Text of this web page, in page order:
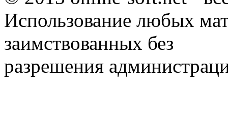
Использование любых
заимствованных без
разрешения